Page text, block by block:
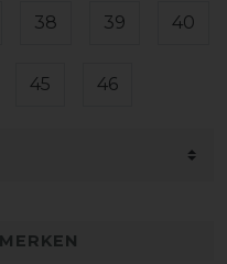
38 39 40
45 46